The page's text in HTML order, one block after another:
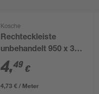
Kosche
Rechteckleiste
unbehandelt 950 x 30
x 15 mm
4,49 €
4,73 € / Meter